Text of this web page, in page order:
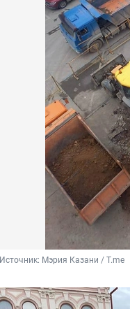
Источник: Мэрия Казани / T.me